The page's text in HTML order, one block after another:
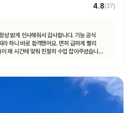
4.8(37)
상 밝게 인사해줘서 감사합니다. 기능 공식
로 합격했어요. 면허 급하게 빨리
제 시간에 맞춰 친절히 수업 잡아주셨습니다.